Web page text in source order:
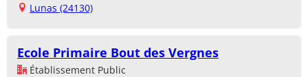
Lunas (24130)
Ecole Primaire Bout des Vergnes
Établissement Public